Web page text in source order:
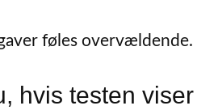
føles overvældende.
hvis testen viser